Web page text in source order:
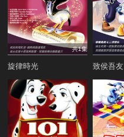
共1集
旋律時光 致侯吾友